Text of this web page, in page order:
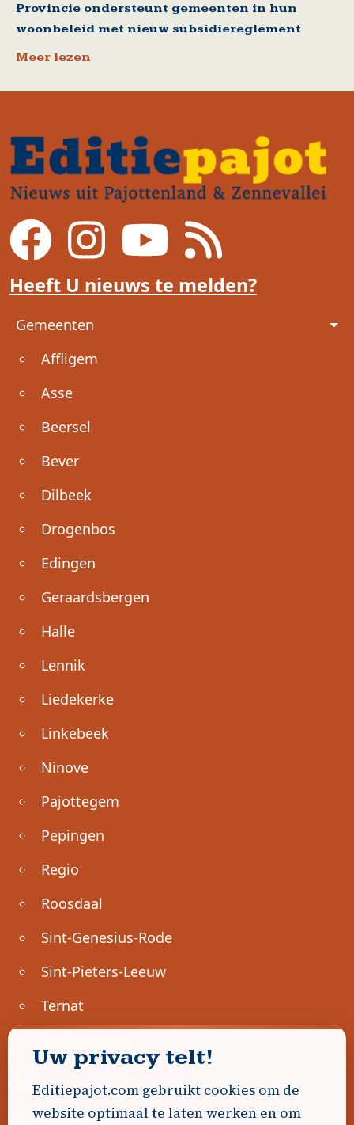
Provincie ondersteunt gemeenten in hun
woonbeleid met nieuw subsidiereglement
Meer lezen
Heeft U nieuws te melden?
Voet
Gemeenten
Affligem
Asse
Beersel
Bever
Dilbeek
Drogenbos
Edingen
Geraardsbergen
Halle
Lennik
Liedekerke
Linkebeek
Ninove
Pajottegem
Pepingen
Regio
Roosdaal
Sint-Genesius-Rode
Sint-Pieters-Leeuw
Ternat
Geen advertenties gevonden.
Uw advertentie hier? Contacteer ons!
Uw privacy telt!
Editiepajot.com gebruikt cookies om de
website optimaal te laten werken en om